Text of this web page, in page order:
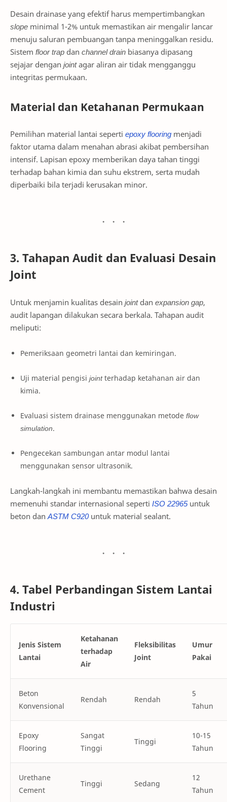
Desain drainase yang efektif harus mempertimbangkan
slope minimal 1-2% untuk memastikan air mengalir lancar
menuju saluran pembuangan tanpa meninggalkan residu.
Sistem floor trap dan channel drain biasanya dipasang
sejajar dengan jointagar aliran air tidak mengganggu
integritas permukaan.
Material dan Ketahanan Permukaan
Pemilihan material lantai seperti epoxy flooring menjadi
faktor utama dalam menahan abrasi akibat pembersihan
intensif. Lapisan epoxy memberikan daya tahan tinggi
terhadap bahan kimia dan suhu ekstrem, serta mudah
diperbaiki bila terjadi kerusakan minor.
3. Tahapan Audit dan Evaluasi Desain
Joint
Untuk menjamin kualitas desain jointdan expansion gap,
audit lapangan dilakukan secara berkala. Tahapan audit
meliputi:
Pemeriksaan geometri lantai dan kemiringan.
Uji material pengisi jointterhadap ketahanan air dan
kimia.
Evaluasi sistem drainase menggunakan metode flow
simulation.
Pengecekan sambungan antar modul lantai
menggunakan sensor ultrasonik.
Langkah-langkah ini membantu memastikan bahwa desain
memenuhi standar internasional seperti ISO 22965untuk
beton danASTM C920untuk material sealant.
4. Tabel Perbandingan Sistem Lantai
Industri
Jenis Sistem
Lantai
Ketahanan
terhadap
Air
Fleksibilitas
Joint
Umur
Pakai
Beton
Konvensional
Rendah Rendah
5
Tahun
Epoxy
Flooring
Sangat
Tinggi
Tinggi
10-15
Tahun
Urethane
Cement
Tinggi Sedang
12
Tahun